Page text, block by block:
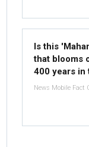
Is this
that blooms
400 years in
Fact Check:
Indian
Disrespected